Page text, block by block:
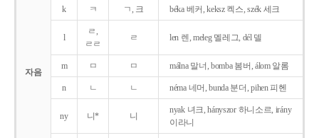
자음
k ㅋ ㄱ, 크 béka 베커, keksz 켁스, szék 세크
l
ㄹ,
ㄹㄹ
ㄹ len 렌, meleg 멜레그, dél 델
m ㅁ ㅁ málna 말너, bomba 봄버, álom 알롬
n ㄴ ㄴ néma 네머, bunda 분더, pihen 피헨
ny 니* 니
nyak 녀크, hányszor 하니소르, irány
이라니